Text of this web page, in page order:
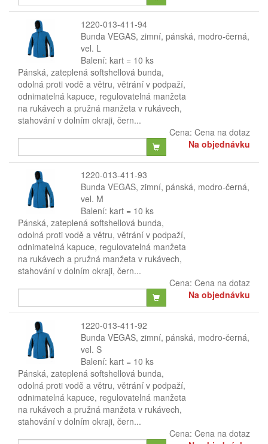
1220-013-411-94
Bunda VEGAS, zimní, pánská, modro-černá,
vel. L
Balení: kart = 10 ks
Pánská, zateplená softshellová bunda,
odolná proti vodě a větru, větrání v podpaží,
odnimatelná kapuce, regulovatelná manžeta
na rukávech a pružná manžeta v rukávech,
stahování v dolním okraji, čern...
Cena: Cena na dotaz
Na objednávku
1220-013-411-93
Bunda VEGAS, zimní, pánská, modro-černá,
vel. M
Balení: kart = 10 ks
Pánská, zateplená softshellová bunda,
odolná proti vodě a větru, větrání v podpaží,
odnimatelná kapuce, regulovatelná manžeta
na rukávech a pružná manžeta v rukávech,
stahování v dolním okraji, čern...
Cena: Cena na dotaz
Na objednávku
1220-013-411-92
Bunda VEGAS, zimní, pánská, modro-černá,
vel. S
Balení: kart = 10 ks
Pánská, zateplená softshellová bunda,
odolná proti vodě a větru, větrání v podpaží,
odnimatelná kapuce, regulovatelná manžeta
na rukávech a pružná manžeta v rukávech,
stahování v dolním okraji, čern...
Cena: Cena na dotaz